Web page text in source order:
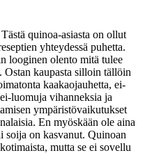
quinoa-asiasta on ollut
yhteydessä puhetta.
looginen olento mitä tulee
kaupasta silloin tällöin
kaakaojauhetta, ei-
luomuja vihanneksia ja
ympäristövaikutukset
En myöskään ole aina
soija on kasvanut. Quinoan
mutta se ei sovellu